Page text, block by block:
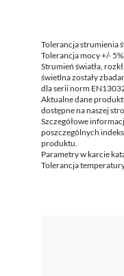
Tolerancja strumienia
Tolerancja mocy +/- 5%.
Strumień światła,
świetlna zostały
dla serii norm
Aktualne dane
dostępne na naszej
Szczegółowe
poszczególnych
produktu.
Parametry w karcie
Tolerancja